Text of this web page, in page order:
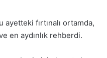
fırtınalı ortamda,
en aydınlık rehberdi.